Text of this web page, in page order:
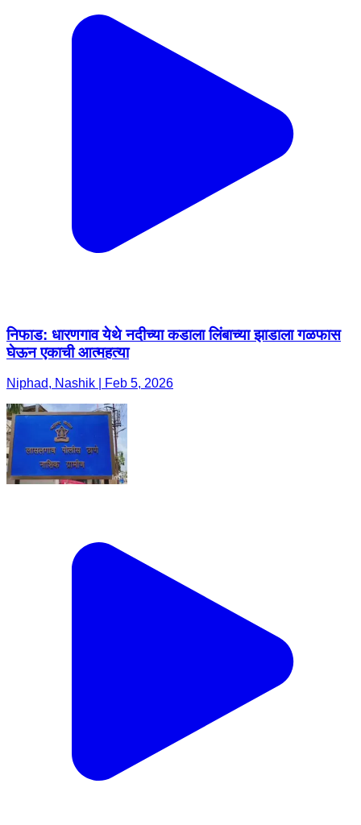
निफाड: धारणगाव येथे नदीच्या कडाला लिंबाच्या झाडाला गळफास
घेऊन एकाची आत्महत्या
Niphad, Nashik | Feb 5, 2026